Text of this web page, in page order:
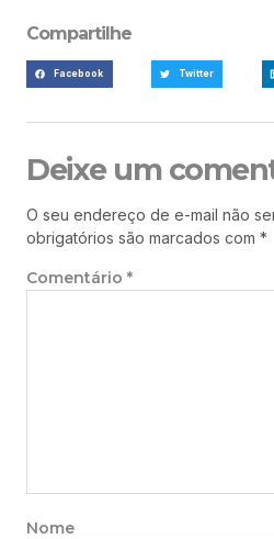
Compartilhe
Facebook Twitter
Deixe um
O seu endereço de e-mail não
obrigatórios são marcados com *
Comentário *
Nome